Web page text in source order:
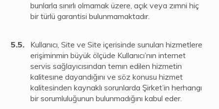
bunlarla sınırlı olmamak üzere, açık veya zımni hiç
bir türlü garantisi bulunmamaktadır.
Kullanıcı, Site ve Site içerisinde sunulan hizmetlere
erişiminmin büyük ölçüde Kullanıcı’nın internet
servis sağlayıcısından temın edilen hizmetin
kalitesıne dayandığını ve söz konusu hizmet
kalitesinden kaynaklı sorunlarda Şirket’in herhangı
bir sorumluluğunun bulunmadığını kabul eder.